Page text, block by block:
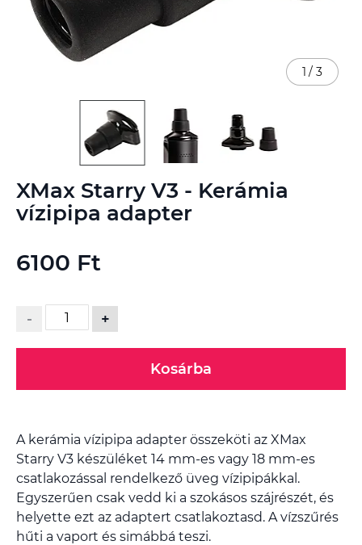
XMax Starry V3 - Kerámia
vízipipa adapter
6100 Ft
- +
Kosárba
A kerámia vízipipa adapter összeköti az XMax
Starry V3 készüléket 14 mm-es vagy 18 mm-es
csatlakozással rendelkező üveg vízipipákkal.
Egyszerűen csak vedd ki a szokásos szájrészét, és
helyette ezt az adaptert csatlakoztasd. A vízszűrés
hűti a vaport és simábbá teszi.
1 / 3
a
képgaléria
elejére